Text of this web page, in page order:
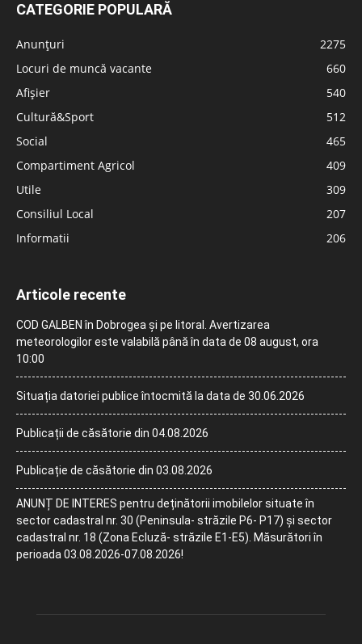
CATEGORIE POPULARĂ
Anunțuri
2275
Locuri de muncă vacante
660
Afișier
540
Cultură&Sport
512
Social
465
Compartiment Agricol
409
Utile
309
Consiliul Local
207
Informatii
206
Articole recente
COD GALBEN în Dobrogea și pe litoral. Avertizarea
meteorologilor este valabilă până în data de 08 august, ora
10:00
Situația datoriei publice întocmită la data de 30.06.2026
Publicații de căsătorie din 04.08.2026
Publicație de căsătorie din 03.08.2026
ANUNȚ DE INTERES pentru deținătorii imobilelor situate în
sector cadastral nr. 30 (Peninsula- străzile P6- P17) și sector
cadastral nr. 18 (Zona Ecluză- străzile E1-E5). Măsurători în
perioada 03.08.2026-07.08.2026!